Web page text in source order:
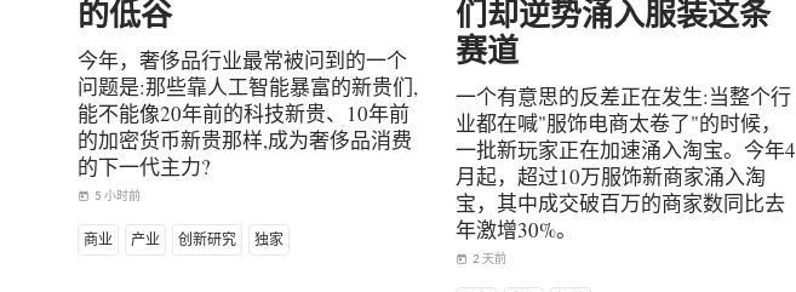
的低谷
今年，奢侈品行业最常被问到的一个
问题是:那些靠人工智能暴富的新贵们,
能不能像20年前的科技新贵、10年前
的加密货币新贵那样,成为奢侈品消费
的下一代主力?
today 5 小时前
商业 产业 创新研究 独家
们却逆势涌入服装这条
赛道
一个有意思的反差正在发生:当整个行
业都在喊"服饰电商太卷了"的时候，
一批新玩家正在加速涌入淘宝。今年4
月起，超过10万服饰新商家涌入淘
宝，其中成交破百万的商家数同比去
年激增30%。
today 2 天前